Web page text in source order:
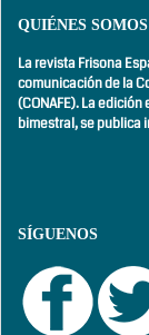
QUIÉNES SOMOS
La revista Frisona
comunicación de la
(CONAFE). La
bimestral,se publica
SÍGUENOS